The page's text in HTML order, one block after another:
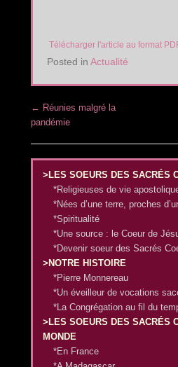
Télécharger l'article au format
Posted in Actualité
Post navigation
← Réunies malgré la
pandémie
>LES SOEURS DES SACRÉS
*Religieuses de vie
*Nées d’une terre, proches
*Spiritualité
*Une source : le Coeur de
*Devenir soeur des Sacrés
>NOTRE HISTOIRE
*Pierre Monnereau
*Un éveilleur de vocations
*La Congrégation au fil du
>LES SOEURS DES SACRÉS
MONDE
*En France